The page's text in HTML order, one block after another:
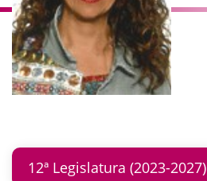
12ª Legislatura (2023-2027)